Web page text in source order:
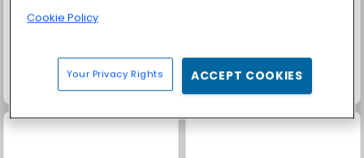
Trollface Quest: USA 2
Cookie Policy
Your Privacy Rights ACCEPT COOKIES